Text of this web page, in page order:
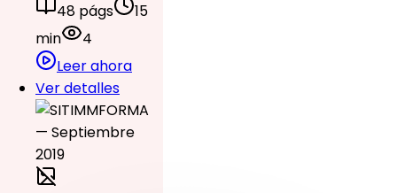
48 págs
15
min
4
Leer ahora
Ver detalles